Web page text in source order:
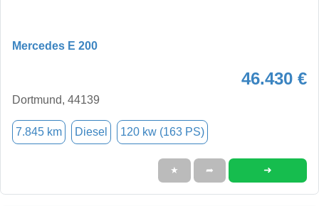
Mercedes E 200
46.430 €
Dortmund, 44139
7.845 km Diesel 120 kw (163 PS)
★ ➦ ➜